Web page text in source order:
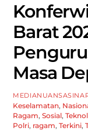
Barat
Masa
Keselamatan,
Ragam,Sosial,
Polri, ragam,Terkini,